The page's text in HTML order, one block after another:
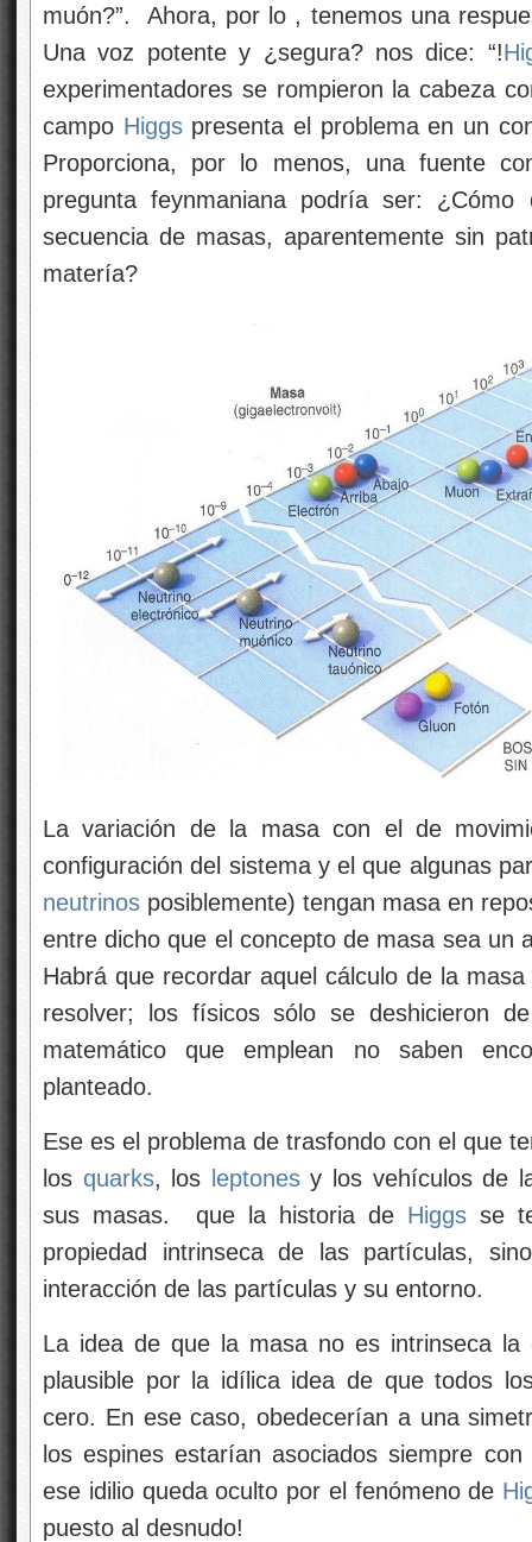
muón?”. Ahora, por lo , tenemos una
Una voz potente y ¿segura? nos dice: “!
experimentadores se rompieron la cabeza
campo Higgspresenta el problema en un
Proporciona, por lo menos, una fuente
pregunta feynmaniana podría ser:
secuencia de masas, aparentemente sin
matería?
La variación de la masa con el de
configuración del sistema y el que algunas
neutrinos posiblemente) tengan masa en
entre dicho que el concepto de masa sea
Habrá que recordar aquel cálculo de la
resolver; los físicos sólo se deshicieron
matemático que emplean no saben
planteado.
Ese es el problema de trasfondo con el que
los quarks, los leptonesy los vehículos de
sus masas. que la historia de Higgs se
propiedad intrinseca de las partículas,
interacción de las partículas y su entorno.
La idea de que la masa no es intrinseca la
plausible por la idílica idea de que todos
cero. En ese caso, obedecerían a una
los espines estarían asociadossiempre con
ese idilio queda oculto por el fenómeno de
puesto al desnudo!